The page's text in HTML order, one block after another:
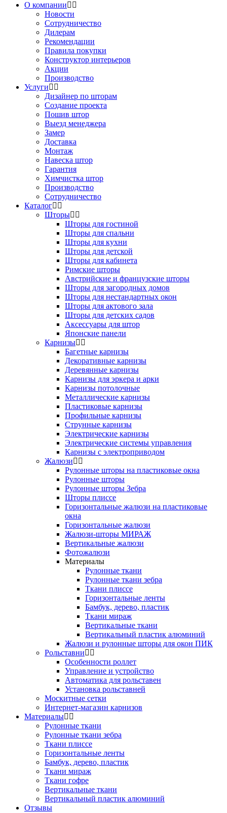
О компании
Новости
Сотрудничество
Дилерам
Рекомендации
Правила покупки
Конструктор интерьеров
Акции
Производство
Услуги
Дизайнер по шторам
Создание проекта
Пошив штор
Выезд менеджера
Замер
Доставка
Монтаж
Навеска штор
Гарантия
Химчистка штор
Производство
Сотрудничество
Каталог
Шторы
Шторы для гостиной
Шторы для спальни
Шторы для кухни
Шторы для детской
Шторы для кабинета
Римские шторы
Австрийские и французские шторы
Шторы для загородных домов
Шторы для нестандартных окон
Шторы для актового зала
Шторы для детских садов
Аксессуары для штор
Японские панели
Карнизы
Багетные карнизы
Декоративные карнизы
Деревянные карнизы
Карнизы для эркера и арки
Карнизы потолочные
Металлические карнизы
Пластиковые карнизы
Профильные карнизы
Струнные карнизы
Электрические карнизы
Электрические системы управления
Карнизы с электроприводом
Жалюзи
Рулонные шторы на пластиковые окна
Рулонные шторы
Рулонные шторы Зебра
Шторы плиссе
Горизонтальные жалюзи на пластиковые
окна
Горизонтальные жалюзи
Жалюзи-шторы МИРАЖ
Вертикальные жалюзи
Фотожалюзи
Материалы
Рулонные ткани
Рулонные ткани зебра
Ткани плиссе
Горизонтальные ленты
Бамбук, дерево, пластик
Ткани мираж
Вертикальные ткани
Вертикальный пластик алюминий
Жалюзи и рулонные шторы для окон ПИК
Рольставни
Особенности роллет
Управление и устройство
Автоматика для рольставен
Установка рольставней
Москитные сетки
Интернет-магазин карнизов
Материалы
Рулонные ткани
Рулонные ткани зебра
Ткани плиссе
Горизонтальные ленты
Бамбук, дерево, пластик
Ткани мираж
Ткани гофре
Вертикальные ткани
Вертикальный пластик алюминий
Отзывы